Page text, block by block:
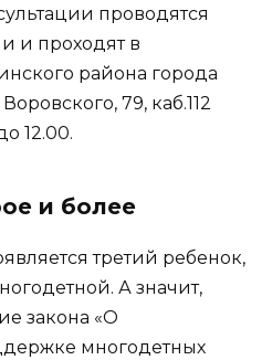
проводятся
и проходят в
района города
79, каб.112
12.00.
и более
третий ребенок,
А значит,
закона «О
многодетных